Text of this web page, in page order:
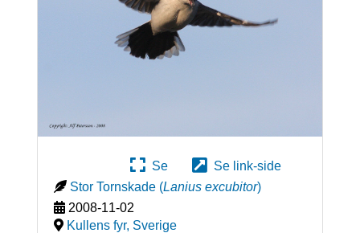
Se
Se link-side
Stor Tornskade (Lanius excubitor)
2008-11-02
Kullens fyr, Sverige